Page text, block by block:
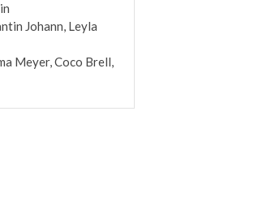
Johann, Leyla
Meyer, Coco Brell,